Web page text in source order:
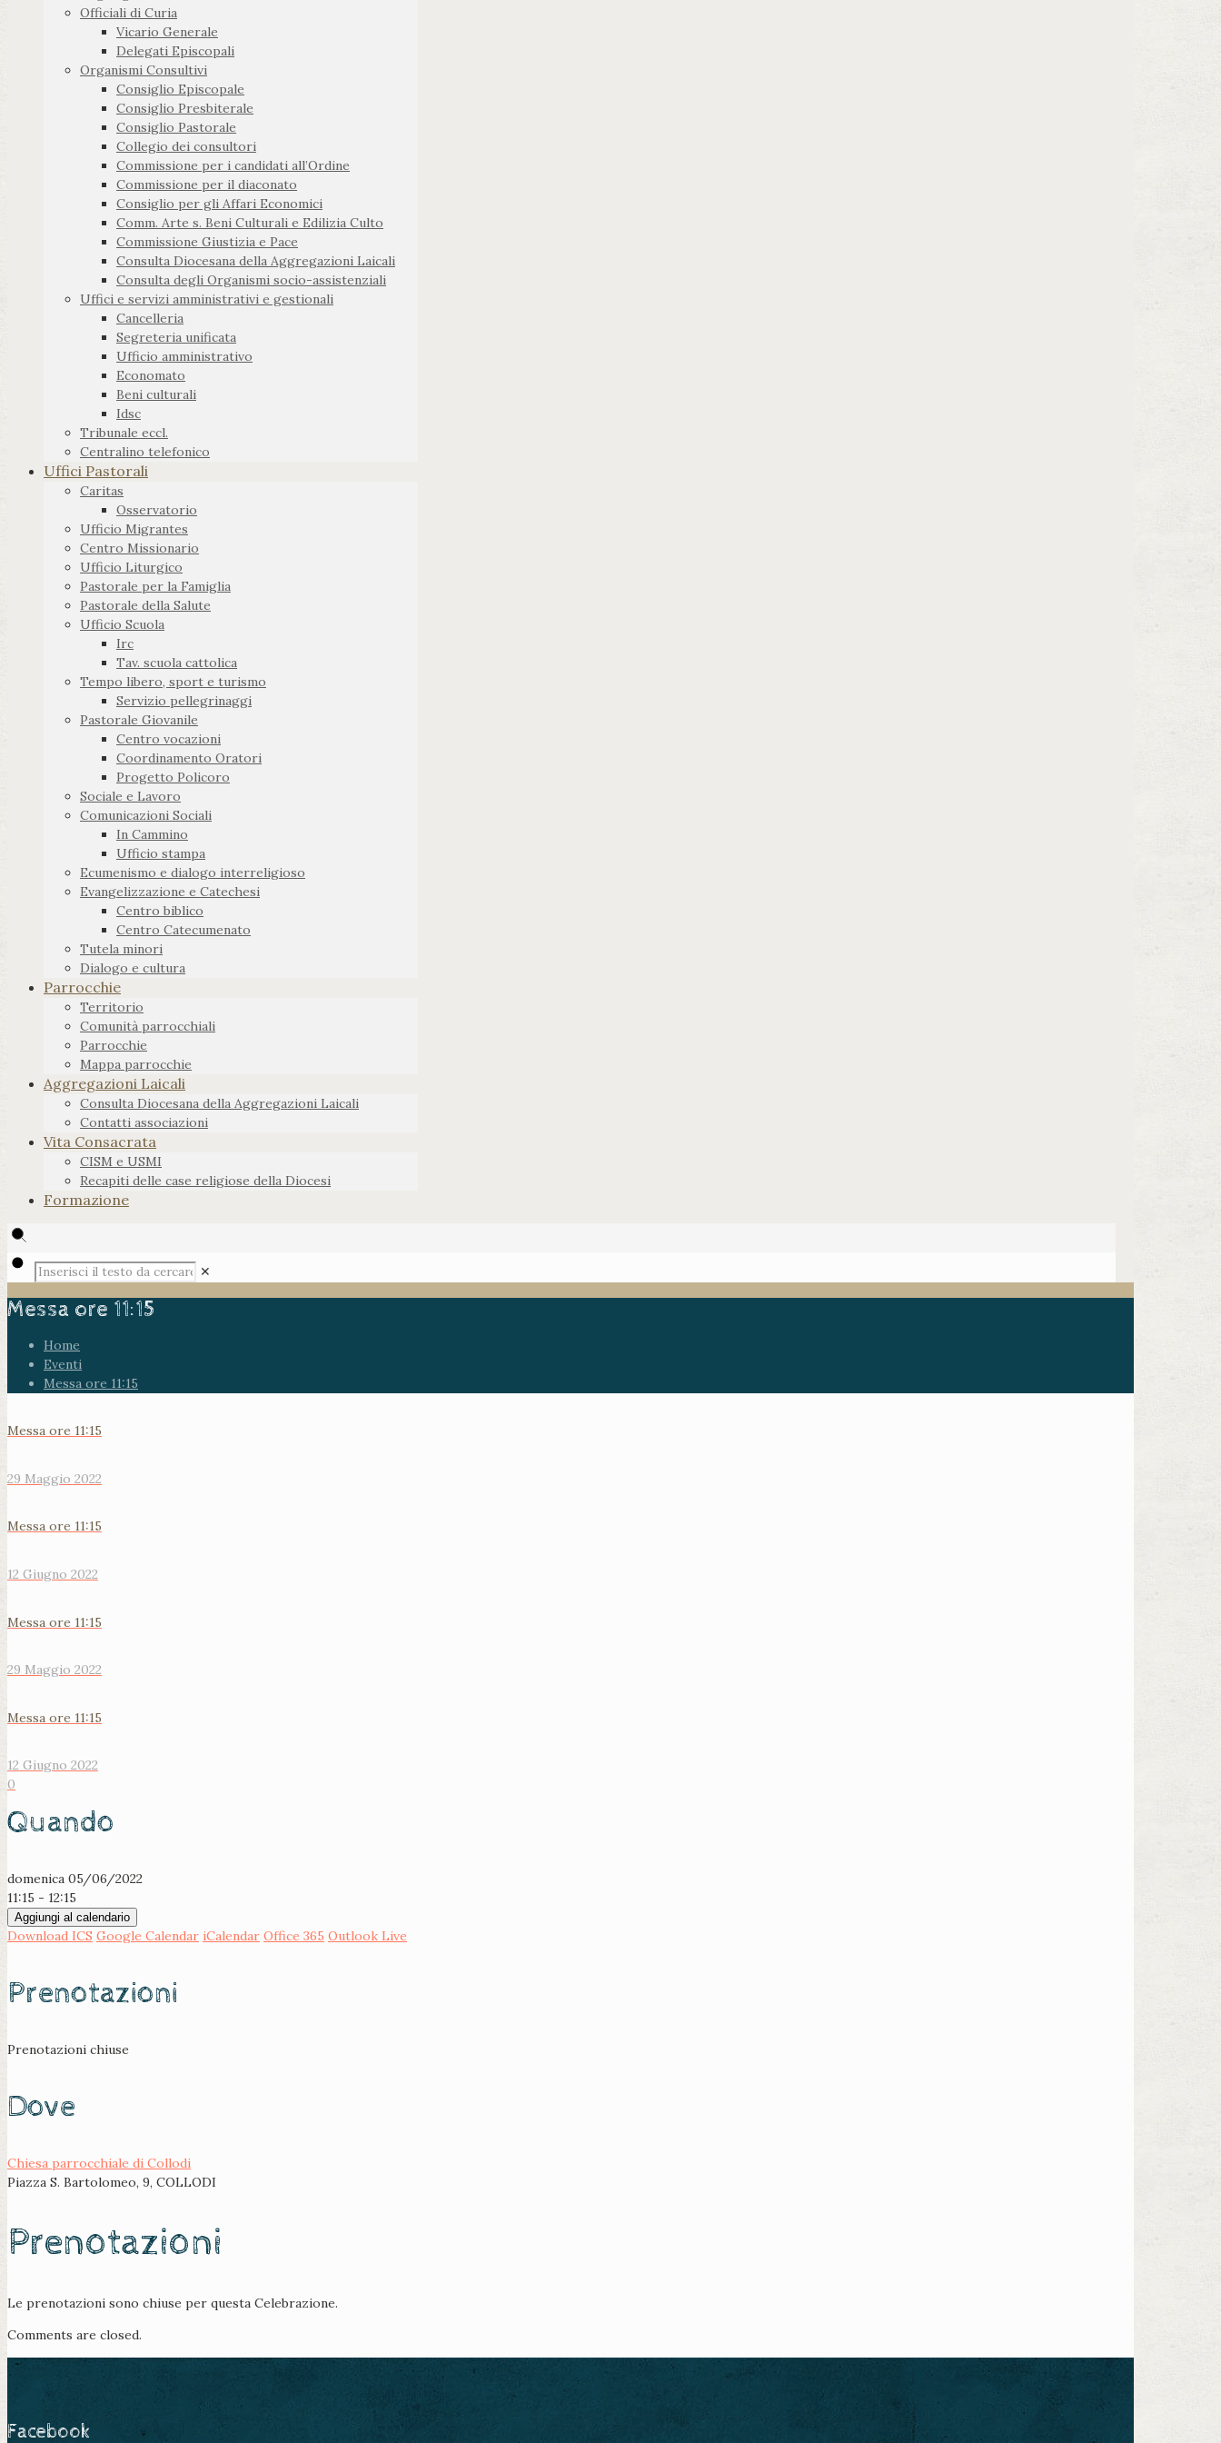
Officiali di Curia
Vicario Generale
Delegati Episcopali
Organismi Consultivi
Consiglio Episcopale
Consiglio Presbiterale
Consiglio Pastorale
Collegio dei consultori
Commissione per i candidati all’Ordine
Commissione per il diaconato
Consiglio per gli Affari Economici
Comm. Arte s. Beni Culturali e Edilizia Culto
Commissione Giustizia e Pace
Consulta Diocesana della Aggregazioni Laicali
Consulta degli Organismi socio-assistenziali
Uffici e servizi amministrativi e gestionali
Cancelleria
Segreteria unificata
Ufficio amministrativo
Economato
Beni culturali
Idsc
Tribunale eccl.
Centralino telefonico
Uffici Pastorali
Caritas
Osservatorio
Ufficio Migrantes
Centro Missionario
Ufficio Liturgico
Pastorale per la Famiglia
Pastorale della Salute
Ufficio Scuola
Irc
Tav. scuola cattolica
Tempo libero, sport e turismo
Servizio pellegrinaggi
Pastorale Giovanile
Centro vocazioni
Coordinamento Oratori
Progetto Policoro
Sociale e Lavoro
Comunicazioni Sociali
In Cammino
Ufficio stampa
Ecumenismo e dialogo interreligioso
Evangelizzazione e Catechesi
Centro biblico
Centro Catecumenato
Tutela minori
Dialogo e cultura
Parrocchie
Territorio
Comunità parrocchiali
Parrocchie
Mappa parrocchie
Aggregazioni Laicali
Consulta Diocesana della Aggregazioni Laicali
Contatti associazioni
Vita Consacrata
CISM e USMI
Recapiti delle case religiose della Diocesi
Formazione
✕
Messa ore 11:15
Home
Eventi
Messa ore 11:15
Messa ore 11:15
29 Maggio 2022
Messa ore 11:15
12 Giugno 2022
Messa ore 11:15
29 Maggio 2022
Messa ore 11:15
12 Giugno 2022
0
Quando
domenica 05/06/2022
11:15 - 12:15
Aggiungi al calendario
Download ICS Google Calendar iCalendar Office 365 Outlook Live
Prenotazioni
Prenotazioni chiuse
Dove
Chiesa parrocchiale di Collodi
Piazza S. Bartolomeo, 9, COLLODI
Prenotazioni
Le prenotazioni sono chiuse per questa Celebrazione.
Comments are closed.
Facebook